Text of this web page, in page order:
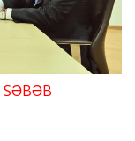
SƏBƏB